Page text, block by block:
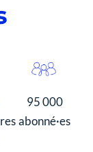
95 000
abonné·es